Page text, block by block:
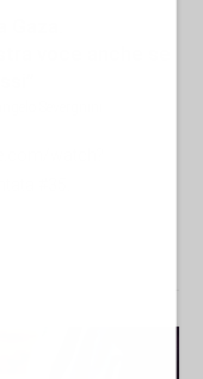
voce anche se
#35.